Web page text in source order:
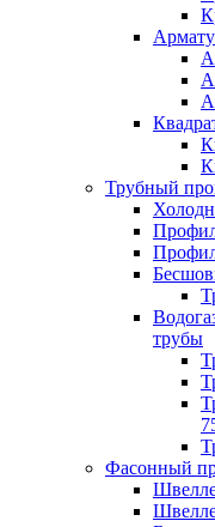
Трубный
трубы
Фасонный